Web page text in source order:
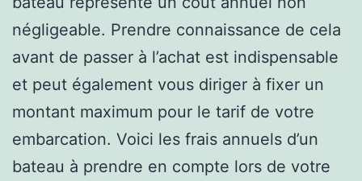
négligeable. Prendre connaissance de cela
avant de passer à l’achat est indispensable
et peut également vous diriger à fixer un
montant maximum pour le tarif de votre
embarcation. Voici les frais annuels d’un
bateau à prendre en compte lors de votre